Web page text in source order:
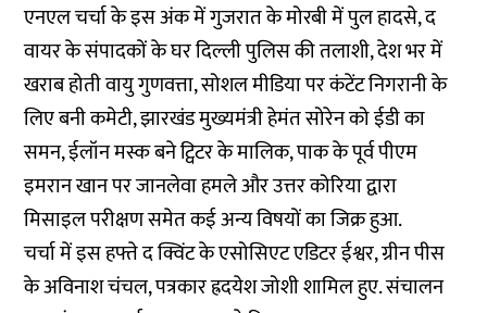
एनएल चर्चा के इस अंक में गुजरात के मोरबी में पुल हादसे, द
वायर के संपादकों के घर दिल्ली पुलिस की तलाशी, देश भर में
खराब होती वायु गुणवत्ता, सोशल मीडिया पर कंटेंट निगरानी के
लिए बनी कमेटी, झारखंड मुख्यमंत्री हेमंत सोरेन को ईडी का
समन, ईलॉन मस्क बने ट्विटर के मालिक, पाक के पूर्व पीएम
इमरान खान पर जानलेवा हमले और उत्तर कोरिया द्वारा
मिसाइल परीक्षण समेत कई अन्य विषयों का जिक्र हुआ.
चर्चा में इस हफ्ते द क्विंट के एसोसिएट एडिटर ईश्वर, ग्रीन पीस
के अविनाश चंचल, पत्रकार ह्रदयेश जोशी शामिल हुए. संचालन